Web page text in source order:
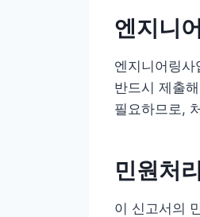
엔지니
엔지니어링
반드시 제출
필요하므로,
민원처
이 신고서의